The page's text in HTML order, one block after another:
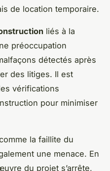
de location temporaire.
liés à la
préoccupation
détectés après
des litiges. Il est
vérifications
pour minimiser
la faillite du
une menace. En
du projet s’arrête,